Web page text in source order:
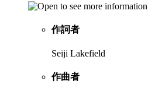
作詞者
Seiji Lakefield
作曲者